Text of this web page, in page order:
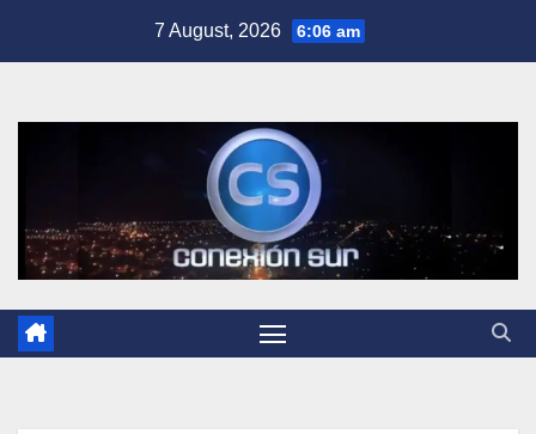
7 August, 2026 6:06 am